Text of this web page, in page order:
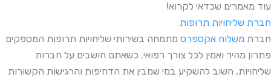
עוד מאמרים שכדאי לקרוא!
חברת שליחויות תרופות
חברת משלוח אקספרס מתמחה בשירותי שליחויות תרופות המספקים
פתרון מהיר ואמין לכל צורך רפואי. כשאתם חושבים על חברות
שליחויות, חשוב להשקיע במי שמבין את הדחיפות והרגישות הקשורות